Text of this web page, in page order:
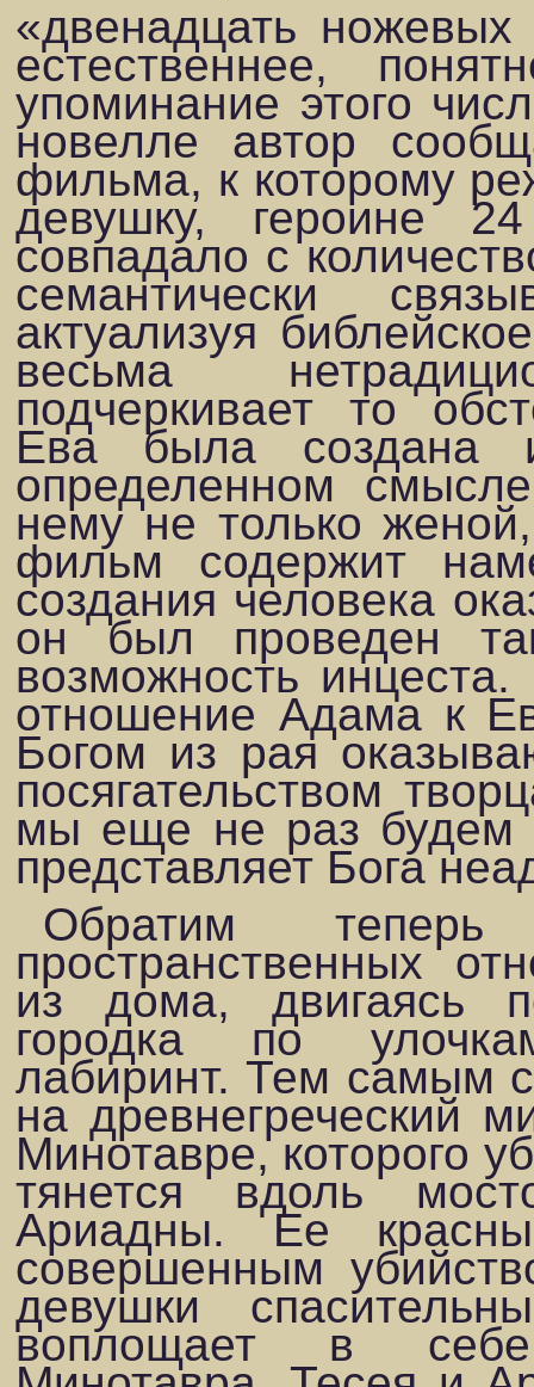
«двенадцать
естественнее,
упоминание этого
новелле автор
фильма, к которому
девушку, героине
совпадало с
семантически
актуализуя
весьма
подчеркивает то
Ева была
определенном
нему не только
фильм содержит
создания человека
он был проведен
возможность
отношение Адама к
Богом из рая
посягательством
мы еще не раз будем
представляет Бога
Обратим
пространственных
из дома, двигаясь
городка по
лабиринт. Тем самым
на древнегреческий
Минотавре, которого
тянется вдоль
Ариадны. Ее
совершенным
девушки
воплоща­ет в